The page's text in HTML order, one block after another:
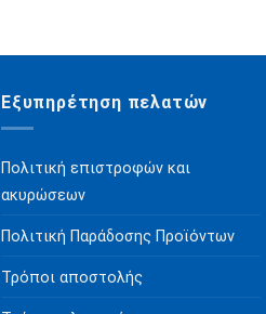
Εξυπηρέτηση πελατών
Πολιτική επιστροφών και
ακυρώσεων
Πολιτική Παράδοσης Προϊόντων
Τρόποι αποστολής